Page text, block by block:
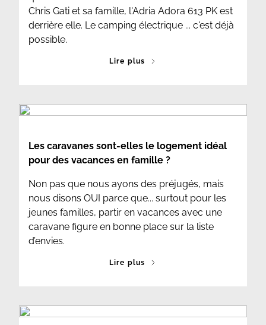
Chris Gati et sa famille, l'Adria Adora 613 PK est
derrière elle. Le camping électrique ... c'est déjà
possible.
Lire plus
Les caravanes sont-elles le logement idéal
pour des vacances en famille ?
Non pas que nous ayons des préjugés, mais
nous disons OUI parce que... surtout pour les
jeunes familles, partir en vacances avec une
caravane figure en bonne place sur la liste
d’envies.
Lire plus